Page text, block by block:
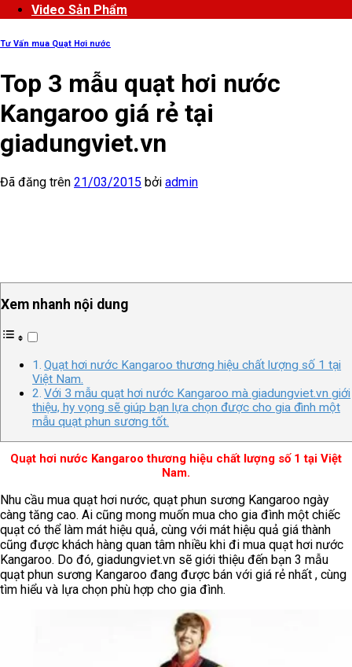
Video Sản Phẩm
Tư Vấn mua Quạt Hơi nước
Top 3 mẫu quạt hơi nước
Kangaroo giá rẻ tại
giadungviet.vn
Đã đăng trên 21/03/2015 bởi admin
Xem nhanh nội dung
Quạt hơi nước Kangaroo thương hiệu chất lượng số 1 tại
Việt Nam.
Với 3 mẫu quạt hơi nước Kangaroo mà giadungviet.vn giới
thiệu, hy vọng sẽ giúp bạn lựa chọn được cho gia đình một
mẫu quạt phun sương tốt.
Quạt hơi nước Kangaroo thương hiệu chất lượng số 1 tại Việt
Nam.
Nhu cầu mua quạt hơi nước, quạt phun sương Kangaroo ngày
càng tăng cao. Ai cũng mong muốn mua cho gia đình một chiếc
quạt có thể làm mát hiệu quả, cùng với mát hiệu quả giá thành
cũng được khách hàng quan tâm nhiều khi đi mua quạt hơi nước
Kangaroo. Do đó, giadungviet.vn sẽ giới thiệu đến bạn 3 mẫu
quạt phun sương Kangaroo đang được bán với giá rẻ nhất , cùng
tìm hiểu và lựa chọn phù hợp cho gia đình.